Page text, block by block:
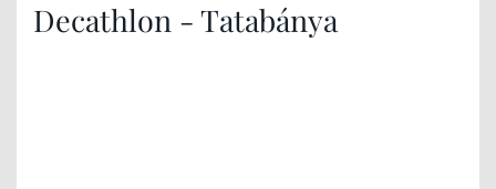
Decathlon - Tatabánya